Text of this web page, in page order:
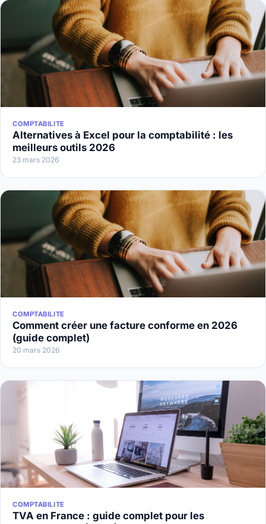
COMPTABILITE
Alternatives à Excel pour la comptabilité : les
meilleurs outils 2026
23 mars 2026
COMPTABILITE
Comment créer une facture conforme en 2026
(guide complet)
20 mars 2026
COMPTABILITE
TVA en France : guide complet pour les